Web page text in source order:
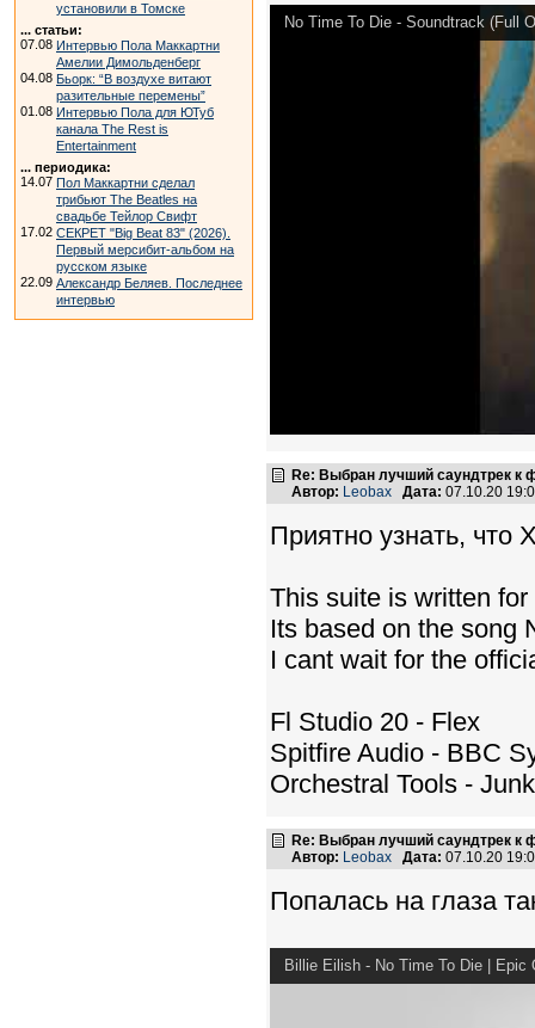
установили в Томске
... статьи:
07.08 Интервью Пола Маккартни
Амелии Димольденберг
04.08 Бьорк: “В воздухе витают
разительные перемены”
01.08 Интервью Пола для ЮТуб
канала The Rest is
Entertainment
... периодика:
14.07 Пол Маккартни сделал
трибьют The Beatles на
свадьбе Тейлор Свифт
17.02 СЕКРЕТ "Big Beat 83" (2026).
Первый мерсибит-альбом на
русском языке
22.09 Александр Беляев. Последнее
интервью
No Time To Die - Soundtrack (Full
Re: Выбран лучший саундтрек
Автор: Leobax Дата: 07.10.20
Приятно узнать, что
This suite is written
Its based on the song
I cant wait for the
Fl Studio 20 - Flex
Spitfire Audio - BBC
Orchestral Tools -
Re: Выбран лучший саундтрек
Автор: Leobax Дата: 07.10.20
Попалась на глаза
Billie Eilish - No Time To Die | Epic